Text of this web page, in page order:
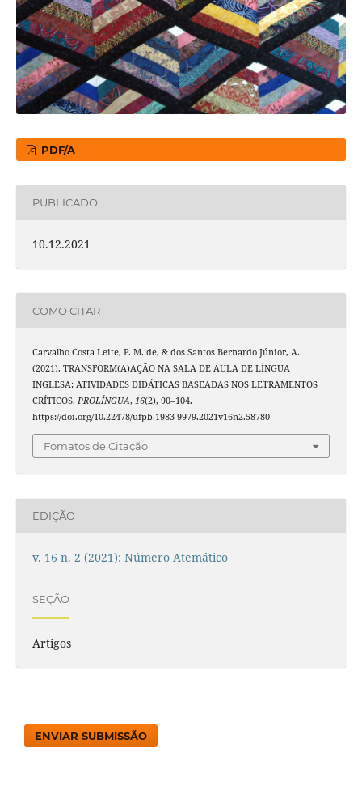
PDF/A
PUBLICADO
10.12.2021
COMO CITAR
Carvalho Costa Leite, P. M. de, & dos Santos Bernardo Júnior, A.
(2021). TRANSFORM(A)AÇÃO NA SALA DE AULA DE LÍNGUA
INGLESA: ATIVIDADES DIDÁTICAS BASEADAS NOS LETRAMENTOS
CRÍTICOS. PROLÍNGUA, 16(2), 90–104.
https://doi.org/10.22478/ufpb.1983-9979.2021v16n2.58780
Fomatos de Citação
EDIÇÃO
v. 16 n. 2 (2021): Número Atemático
SEÇÃO
Artigos
ENVIAR SUBMISSÃO